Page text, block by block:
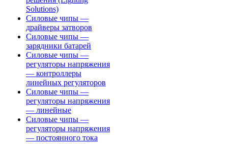
Solutions)
Силовые чипы —
драйверы затворов
Силовые чипы —
зарядники батарей
Силовые чипы —
регуляторы напряжения
— контроллеры
линейных регуляторов
Силовые чипы —
регуляторы напряжения
— линейные
Силовые чипы —
регуляторы напряжения
— постоянного тока